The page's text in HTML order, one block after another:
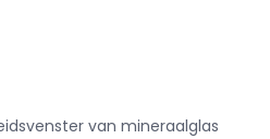
van mineraalglas